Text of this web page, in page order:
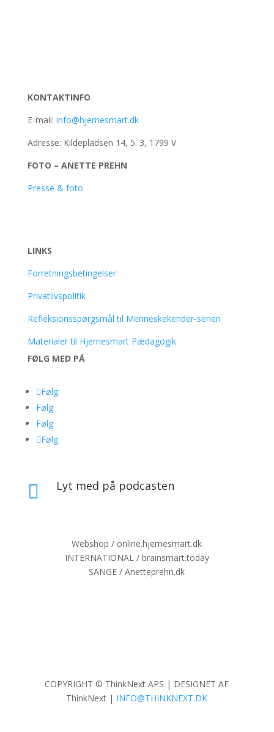
KONTAKTINFO
E-mail: info@hjernesmart.dk
Adresse: Kildepladsen 14, 5. 3, 1799 V
FOTO – ANETTE PREHN
Presse & foto
LINKS
Forretningsbetingelser
Privatlivspolitik
Refleksionsspørgsmål til Menneskekender-serien
Materialer til Hjernesmart Pædagogik
FØLG MED PÅ
Følg
Følg
Følg
Følg
 Lyt med på podcasten
Webshop / online.hjernesmart.dk
INTERNATIONAL / brainsmart.today
SANGE / Anetteprehn.dk
COPYRIGHT © ThinkNext APS | DESIGNET AF
ThinkNext | INFO@THINKNEXT.DK